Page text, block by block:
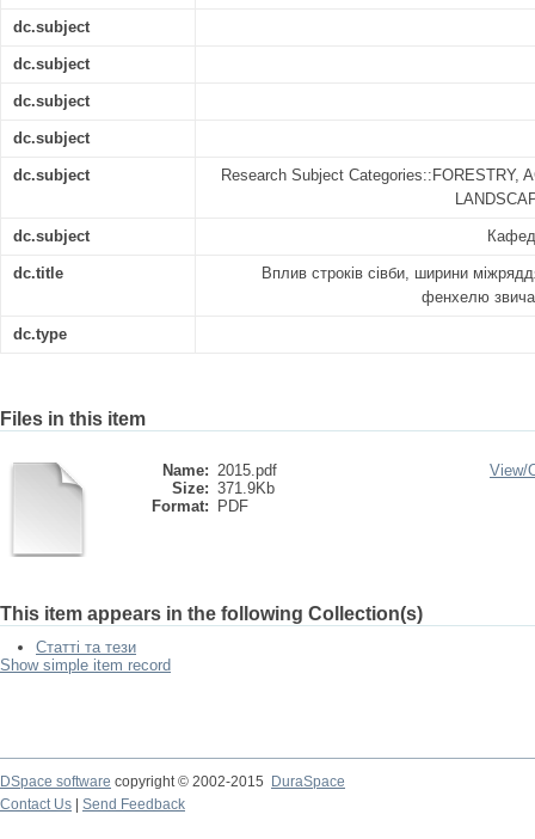
dc.subject
dc.subject
dc.subject
dc.subject
dc.subject
Research Subject Categories::FORESTRY,
dc.subject
dc.title
Вплив строків сівби, ширини
фенхелю
dc.type
Files in this item
Name: 2015.pdf
Size: 371.9Kb
Format:
PDF
View/
This item appears in the following Collection(s)
Статті та тези
Show simple item record
DSpace software copyright © 2002-2015
DuraSpace
Contact Us
Send Feedback